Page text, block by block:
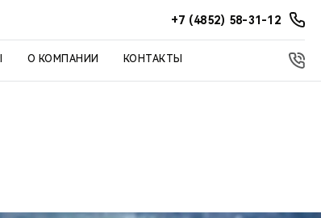
+7 (4852) 58-31-12
О КОМПАНИИ КОНТАКТЫ